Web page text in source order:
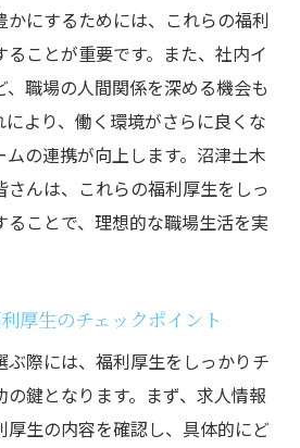
かにするためには、これらの福利
ことが重要です。また、社内イ
職場の人間関係を深める機会も
より、働く環境がさらに良くな
ムの連携が向上します。沼津土木
さんは、これらの福利厚生をしっ
ることで、理想的な職場生活を実
厚生のチェックポイント
ぶ際には、福利厚生をしっかりチ
鍵となります。まず、求人情報
厚生の内容を確認し、具体的にど